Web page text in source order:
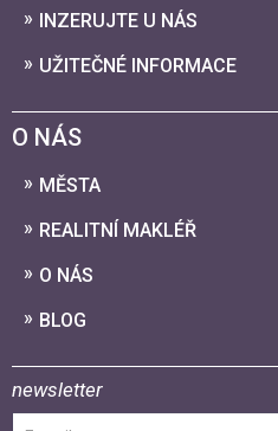
INZERUJTE U NÁS
UŽITEČNÉ INFORMACE
O NÁS
MĚSTA
REALITNÍ MAKLÉŘ
O NÁS
BLOG
newsletter